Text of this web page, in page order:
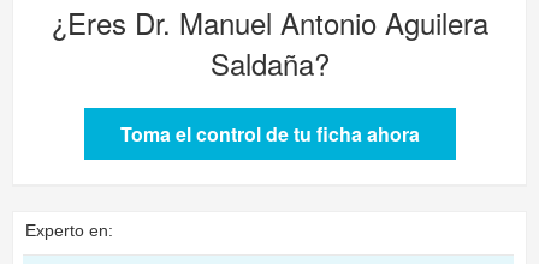
¿Eres Dr. Manuel Antonio Aguilera
Saldaña?
Toma el control de tu ficha ahora
Experto en: